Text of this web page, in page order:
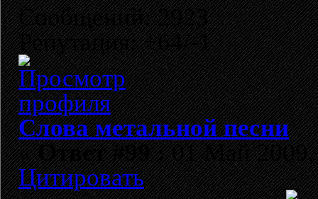
Сообщений: 2923
Репутация: +64/-1
Слова метальной песни
«Ответ #99 :01 Май 2009,
Цитировать